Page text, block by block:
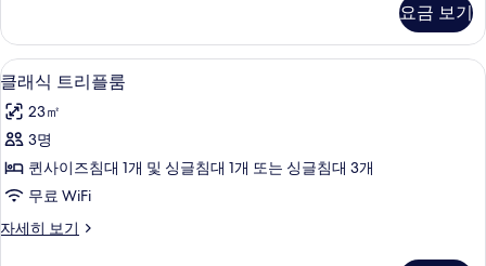
보
기
자
세
히
기
요금 보기
클
래
식
트
리
플
룸
클래식 트리플룸 | 미니바, 객실 내 금
4
클래식 트리플룸
23㎡
3명
퀸사이즈침대 1개 및 싱글침대 1개 또는 싱글침대 3개
무료 WiFi
자세히 보기
클